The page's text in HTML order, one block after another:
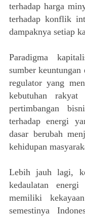
terhadap harga
terhadap konflik
dampaknya setiap
Paradigma
sumber
regulator yang
kebutuhan
pertimbangan
terhadap energi
dasar berubah
kehidupan
Lebih jauh lagi,
kedaulatan
memiliki
semestinya